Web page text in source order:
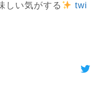
しい気がする
twi